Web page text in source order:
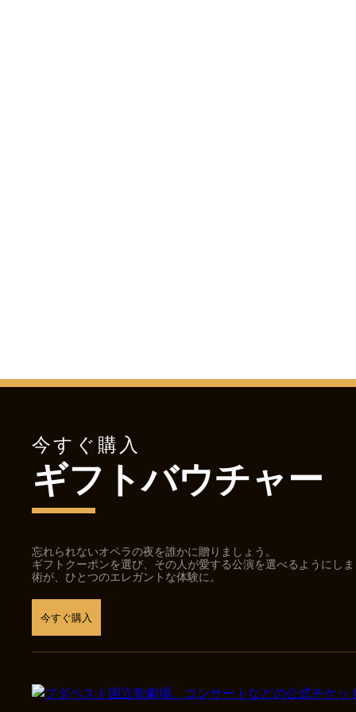
今すぐ購入
ギフトバウチャー
忘れられないオペラの夜を誰かに贈りましょう。
ギフトクーポンを選び、その人が愛する公演を選べるようにし
術が、ひとつのエレガントな体験に。
今すぐ購入